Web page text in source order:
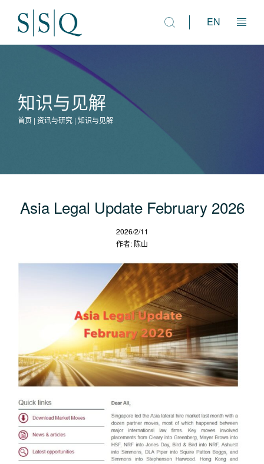
法律市场咨询
人才解决方案
专业团队
EN
知识与见解
首页 | 资讯与研究 | 知识与见解
Asia Legal Update February 2026
2026/2/11
作者: 陈山